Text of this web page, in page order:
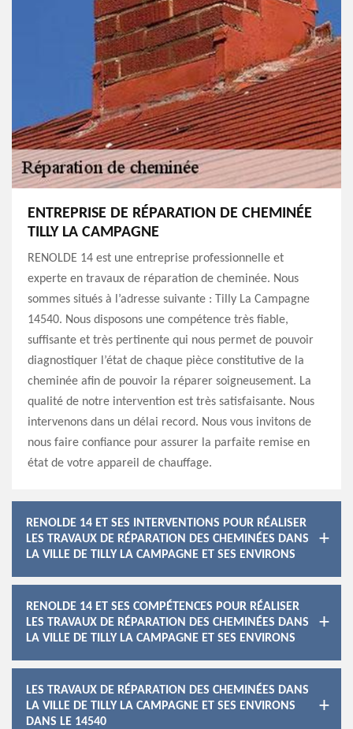
ENTREPRISE DE RÉPARATION DE CHEMINÉE
TILLY LA CAMPAGNE
RENOLDE 14 est une entreprise professionnelle et
experte en travaux de réparation de cheminée. Nous
sommes situés à l’adresse suivante : Tilly La Campagne
14540. Nous disposons une compétence très fiable,
suffisante et très pertinente qui nous permet de pouvoir
diagnostiquer l’état de chaque pièce constitutive de la
cheminée afin de pouvoir la réparer soigneusement. La
qualité de notre intervention est très satisfaisante. Nous
intervenons dans un délai record. Nous vous invitons de
nous faire confiance pour assurer la parfaite remise en
état de votre appareil de chauffage.
RENOLDE 14 ET SES INTERVENTIONS POUR RÉALISER
LES TRAVAUX DE RÉPARATION DES CHEMINÉES DANS
LA VILLE DE TILLY LA CAMPAGNE ET SES ENVIRONS
RENOLDE 14 ET SES COMPÉTENCES POUR RÉALISER
LES TRAVAUX DE RÉPARATION DES CHEMINÉES DANS
LA VILLE DE TILLY LA CAMPAGNE ET SES ENVIRONS
LES TRAVAUX DE RÉPARATION DES CHEMINÉES DANS
LA VILLE DE TILLY LA CAMPAGNE ET SES ENVIRONS
DANS LE 14540